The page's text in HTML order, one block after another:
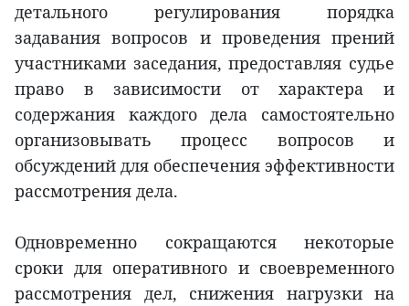
детального регулирования порядка
задавания вопросов и проведения прений
участниками заседания, предоставляя судье
право в зависимости от характера и
содержания каждого дела самостоятельно
организовывать процесс вопросов и
обсуждений для обеспечения эффективности
рассмотрения дела.
Одновременно сокращаются некоторые
сроки для оперативного и своевременного
рассмотрения дел, снижения нагрузки на